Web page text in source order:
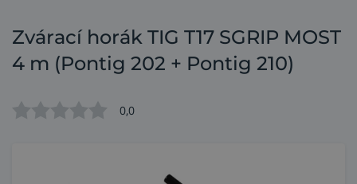
Zvárací horák TIG T17 SGRIP MOST
4 m (Pontig 202 + Pontig 210)
0,0